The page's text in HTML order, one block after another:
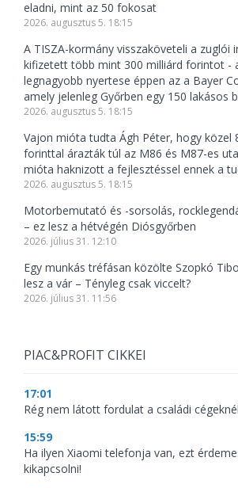
eladni, mint az 50 fokosat
2026. augusztus 5. 18:15
A TISZA-kormány visszaköveteli a zuglói
kifizetett több mint 300 milliárd forintot -
legnagyobb nyertese éppen az a Bayer
amely jelenleg Győrben egy 150 lakásos
2026. augusztus 5. 18:15
Vajon mióta tudta Ágh Péter, hogy közel
forinttal árazták túl az M86 és M87-es
mióta haknizott a fejlesztéssel ennek a
2026. augusztus 5. 18:15
Motorbemutató és -sorsolás,
– ez lesz a hétvégén Diósgyőrben
2026. július 31. 12:10
Egy munkás tréfásan közölte Szopkó
lesz a vár – Tényleg csak viccelt?
2026. július 31. 11:56
PIAC&PROFIT CIKKEI
17:01
Rég nem látott fordulat a családi cégeknél
15:59
Ha ilyen Xiaomi telefonja van, ezt
kikapcsolni!